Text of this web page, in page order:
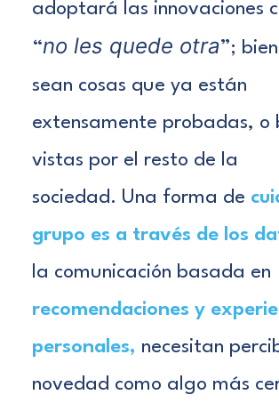
adoptará las innovaciones
“no les quede otra”;
sean cosas que ya están
extensamente probadas, o
vistas por el resto de la
sociedad. Una forma de
grupo es a través de los
la comunicación basada en
recomendaciones y
personales, necesitan
novedad como algo más